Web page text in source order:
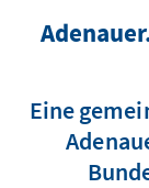
Eine